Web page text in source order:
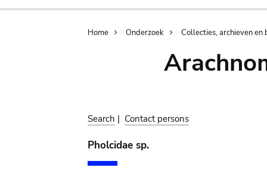
Breadcrumb
Home Onderzoek Collecties, archieven en
Search | Contact persons
Pholcidae sp.